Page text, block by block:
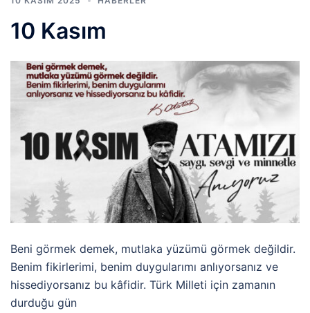
10 Kasım
Beni görmek demek, mutlaka yüzümü görmek değildir.
Benim fikirlerimi, benim duygularımı anlıyorsanız ve
hissediyorsanız bu kâfidir. Türk Milleti için zamanın
durduğu gün